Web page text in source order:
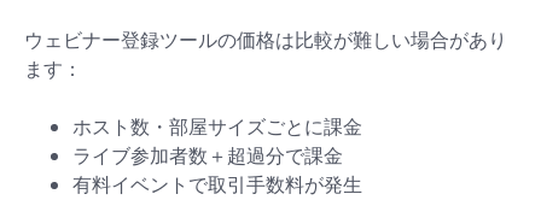
ウェビナー登録ツールの価格は比較が難しい場合があり
ます：
ホスト数・部屋サイズごとに課金
ライブ参加者数＋超過分で課金
有料イベントで取引手数料が発生